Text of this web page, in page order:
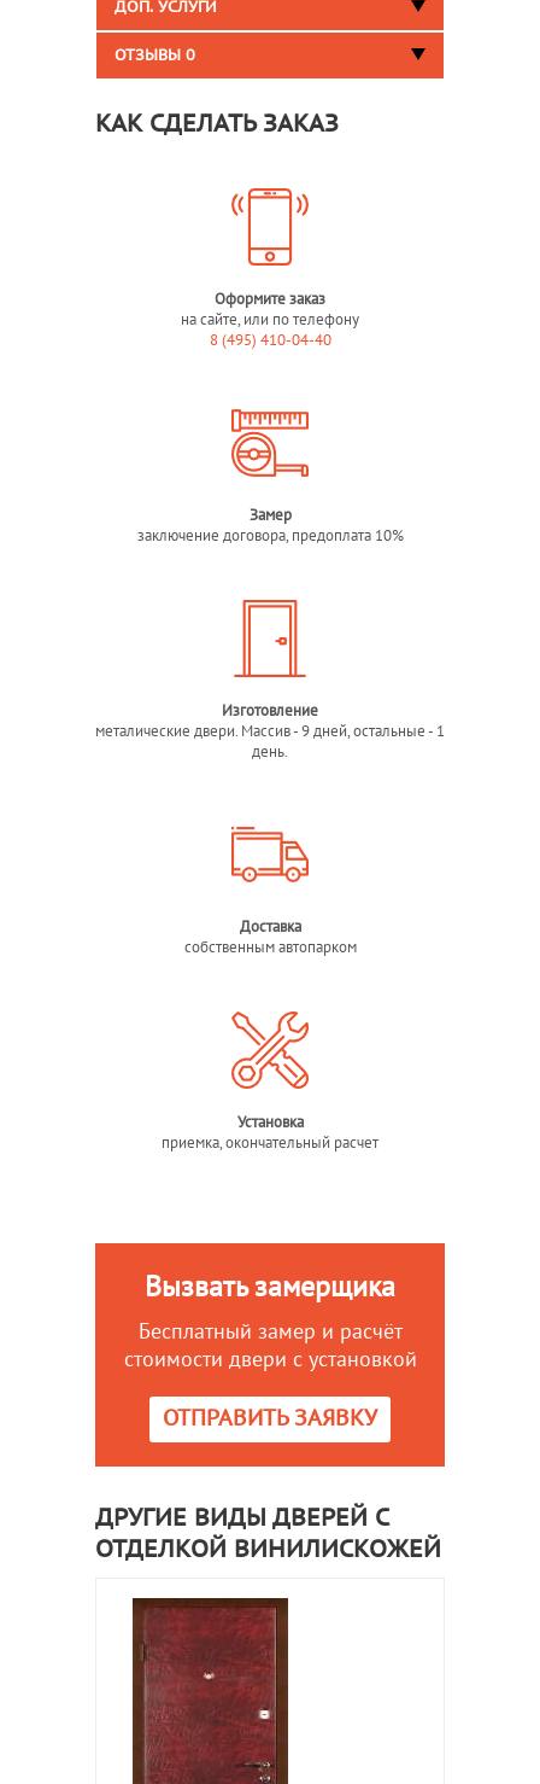
ДОП. УСЛУГИ
ОТЗЫВЫ 0
КАК СДЕЛАТЬ ЗАКАЗ
Оформите заказ
на сайте, или по телефону
8 (495) 410-04-40
Замер
заключение договора, предоплата 10%
Изготовление
металические двери. Массив - 9 дней, остальные - 1
день.
Доставка
собственным автопарком
Установка
приемка, окончательный расчет
Вызвать замерщика
Бесплатный замер и расчёт
стоимости двери с установкой
ОТПРАВИТЬ ЗАЯВКУ
ДРУГИЕ ВИДЫ ДВЕРЕЙ С
ОТДЕЛКОЙ ВИНИЛИСКОЖЕЙ